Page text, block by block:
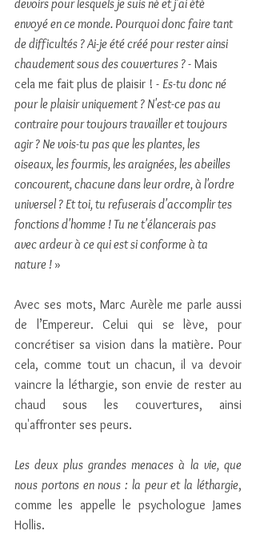
devoirs pour lesquels je suis né et j'ai été
envoyé en ce monde. Pourquoi donc faire tant
de difficultés ? Ai-je été créé pour rester ainsi
chaudement sous des couvertures ? - Mais
cela me fait plus de plaisir ! - Es-tu donc né
pour le plaisir uniquement ? N'est-ce pas au
contraire pour toujours travailler et toujours
agir ? Ne vois-tu pas que les plantes, les
oiseaux, les fourmis, les araignées, les abeilles
concourent, chacune dans leur ordre, à l'ordre
universel ? Et toi, tu refuserais d'accomplir tes
fonctions d'homme ! Tu ne t'élancerais pas
avec ardeur à ce qui est si conforme à ta
nature ! »
Avec ses mots, Marc Aurèle me parle aussi
de l’Empereur. Celui qui se lève, pour
concrétiser sa vision dans la matière. Pour
cela, comme tout un chacun, il va devoir
vaincre la léthargie, son envie de rester au
chaud sous les couvertures, ainsi
qu'affronter ses peurs.
Les deux plus grandes menaces à la vie, que
nous portons en nous : la peur et la léthargie,
comme les appelle le psychologue James
Hollis.